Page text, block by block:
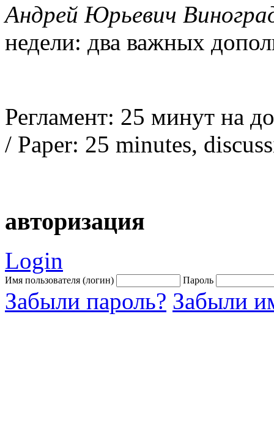
Андрей Юрьевич
недели: два важных
Регламент: 25 минут на
/ Paper: 25 minutes,
авторизация
Login
Имя пользователя (логин) Пароль
Забыли пароль? Забыли